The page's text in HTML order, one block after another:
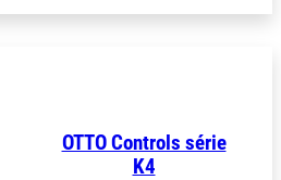
OTTO Controls série
K4